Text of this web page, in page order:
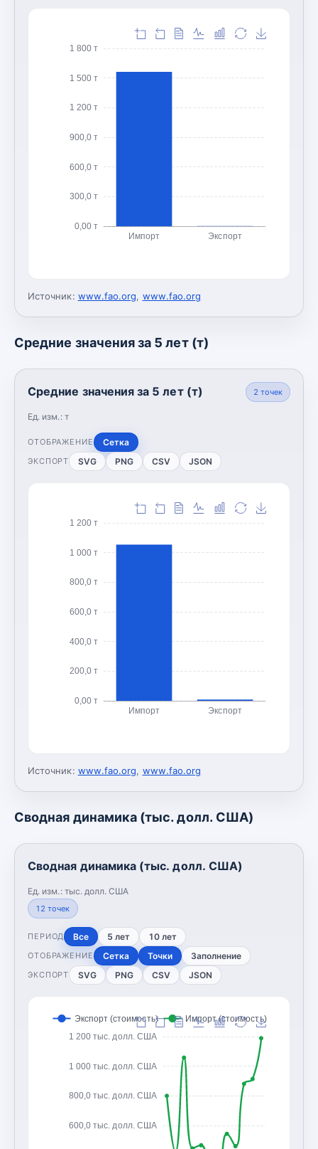
0,00 т
300,0 т
600,0 т
900,0 т
1 200 т
1 500 т
1 800 т
Импорт Экспорт
Источник: www.fao.org, www.fao.org
Средние значения за 5 лет (т)
Средние значения за 5 лет (т)
Ед. изм.: т
2 точек
ОТОБРАЖЕНИЕ Сетка
ЭКСПОРТ SVG PNG CSV JSON
0,00 т
200,0 т
400,0 т
600,0 т
800,0 т
1 000 т
1 200 т
Импорт Экспорт
Источник: www.fao.org, www.fao.org
Сводная динамика (тыс. долл. США)
Сводная динамика (тыс. долл. США)
Ед. изм.: тыс. долл. США
12 точек
ПЕРИОД Все 5 лет 10 лет
ОТОБРАЖЕНИЕ Сетка Точки Заполнение
ЭКСПОРТ SVG PNG CSV JSON
600,0 тыс. долл. США
800,0 тыс. долл. США
1 000 тыс. долл. США
1 200 тыс. долл. США
Экспорт (стоимость) Импорт (стоимость)